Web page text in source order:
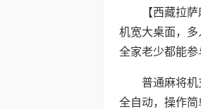
【西藏拉
机宽大桌面，
全家老少都能参
普通麻将
全自动，操作简